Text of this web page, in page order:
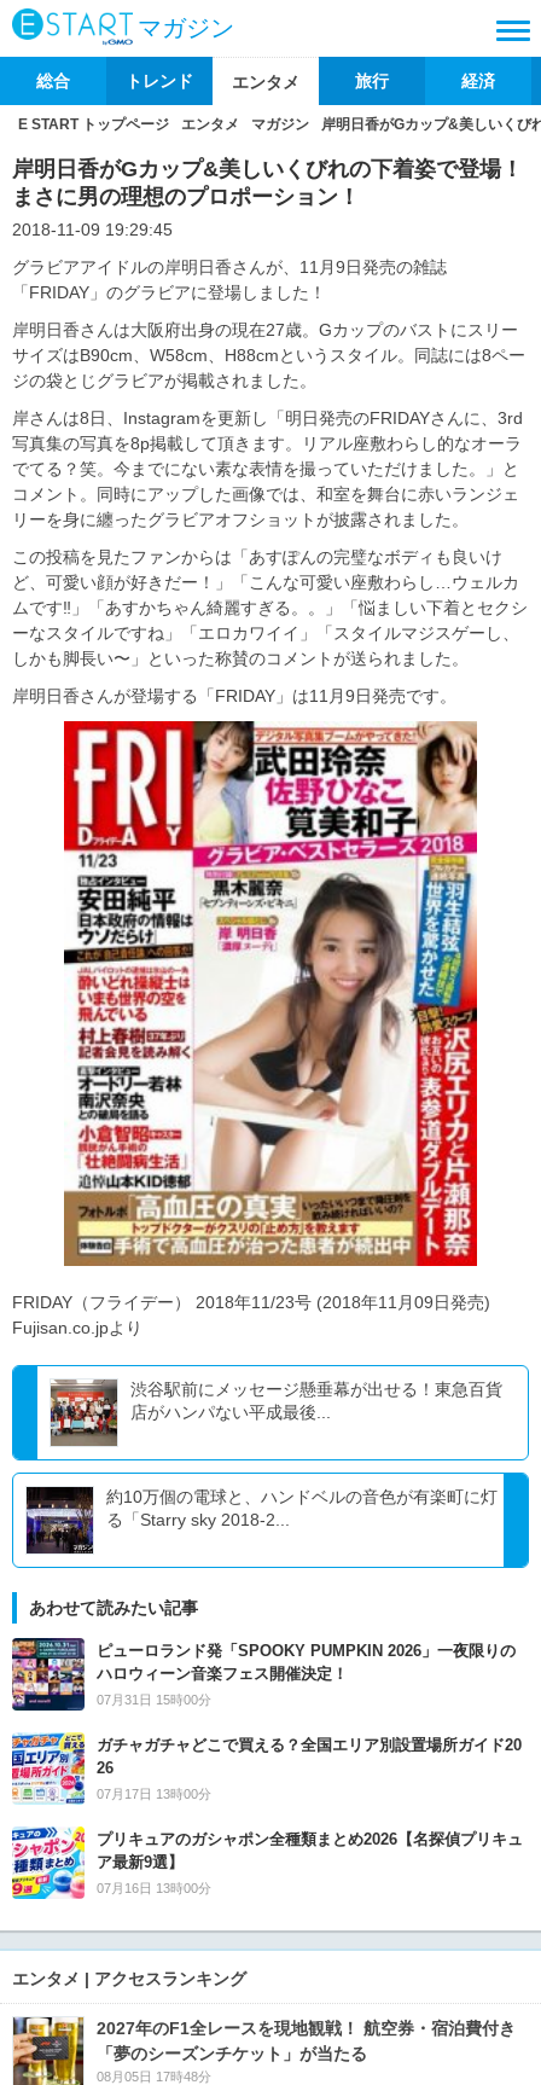
マガジン
総合 トレンド エンタメ 旅行 経済
E START トップページ エンタメ マガジン 岸明日香がGカップ&美しいくび
岸明日香がGカップ&美しいくびれの下着姿で登場！
まさに男の理想のプロポーション！
2018-11-09 19:29:45
グラビアアイドルの岸明日香さんが、11月9日発売の雑誌
「FRIDAY」のグラビアに登場しました！
岸明日香さんは大阪府出身の現在27歳。Gカップのバストにスリー
サイズはB90cm、W58cm、H88cmというスタイル。同誌には8ペー
ジの袋とじグラビアが掲載されました。
岸さんは8日、Instagramを更新し「明日発売のFRIDAYさんに、3rd
写真集の写真を8p掲載して頂きます。リアル座敷わらし的なオーラ
でてる？笑。今までにない素な表情を撮っていただけました。」と
コメント。同時にアップした画像では、和室を舞台に赤いランジェ
リーを身に纏ったグラビアオフショットが披露されました。
この投稿を見たファンからは「あすぽんの完璧なボディも良いけ
ど、可愛い顔が好きだー！」「こんな可愛い座敷わらし…ウェルカ
ムです‼」「あすかちゃん綺麗すぎる。。」「悩ましい下着とセクシ
ーなスタイルですね」「エロカワイイ」「スタイルマジスゲーし、
しかも脚長い〜」といった称賛のコメントが送られました。
岸明日香さんが登場する「FRIDAY」は11月9日発売です。
FRIDAY（フライデー） 2018年11/23号 (2018年11月09日発売)
Fujisan.co.jpより
渋谷駅前にメッセージ懸垂幕が出せる！東急百貨
店がハンパない平成最後...
約10万個の電球と、ハンドベルの音色が有楽町に灯
る「Starry sky 2018-2...
あわせて読みたい記事
ピューロランド発「SPOOKY PUMPKIN 2026」一夜限りの
ハロウィーン音楽フェス開催決定！
07月31日 15時00分
ガチャガチャどこで買える？全国エリア別設置場所ガイド20
26
07月17日 13時00分
プリキュアのガシャポン全種類まとめ2026【名探偵プリキュ
ア最新9選】
07月16日 13時00分
エンタメ | アクセスランキング
2027年のF1全レースを現地観戦！ 航空券・宿泊費付き
「夢のシーズンチケット」が当たる
08月05日 17時48分